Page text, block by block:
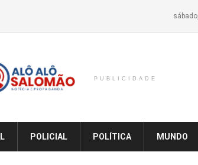
PUBLICIDADE
POLICIAL POLÍTICA MUNDO